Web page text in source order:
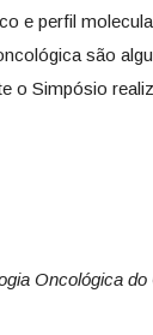
e perfil
são
o Simpósio
Oncológica do